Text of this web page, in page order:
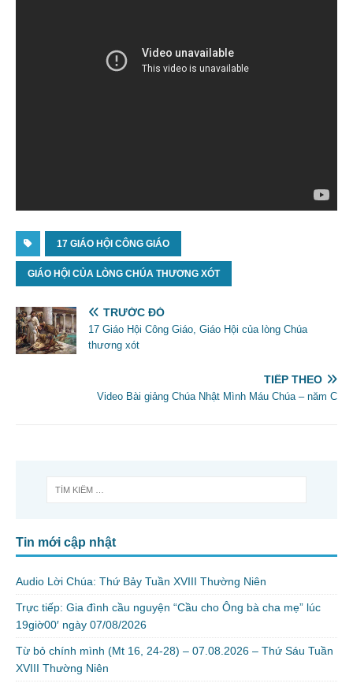
17 GIÁO HỘI CÔNG GIÁO
GIÁO HỘI CỦA LÒNG CHÚA THƯƠNG XÓT
TRƯỚC ĐÓ
17 Giáo Hội Công Giáo, Giáo Hội của lòng Chúa
thương xót
TIẾP THEO
Video Bài giảng Chúa Nhật Mình Máu Chúa – năm C
Tin mới cập nhật
Audio Lời Chúa: Thứ Bảy Tuần XVIII Thường Niên
Trực tiếp: Gia đình cầu nguyện “Cầu cho Ông bà cha mẹ” lúc
19giờ00′ ngày 07/08/2026
Từ bỏ chính mình (Mt 16, 24-28) – 07.08.2026 – Thứ Sáu Tuần
XVIII Thường Niên